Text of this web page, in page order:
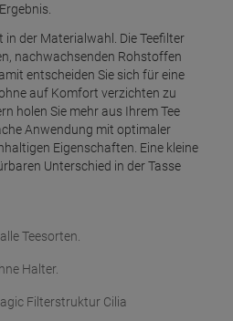
der Materialwahl. Die Teefilter
nachwachsenden Rohstoffen
entscheiden Sie sich für eine
auf Komfort verzichten zu
holen Sie mehr aus Ihrem Tee
Anwendung mit optimaler
Eigenschaften. Eine kleine
Unterschied in der Tasse
Teesorten.
Halter.
Filterstruktur Cilia